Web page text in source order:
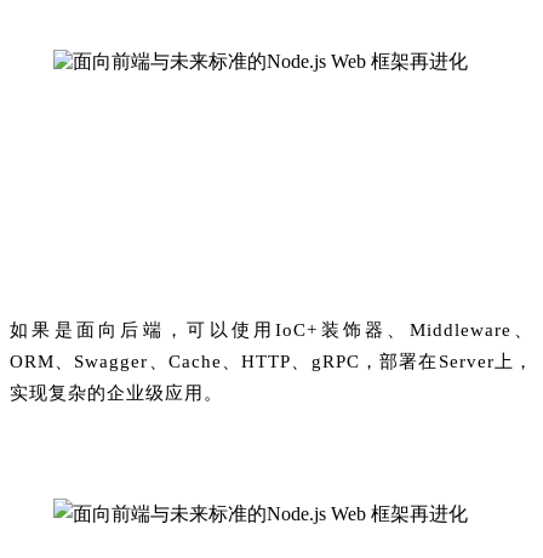
如果是面向后端，可以使用IoC+装饰器、Middleware、
ORM、Swagger、Cache、HTTP、gRPC，部署在Server上，
实现复杂的企业级应用。